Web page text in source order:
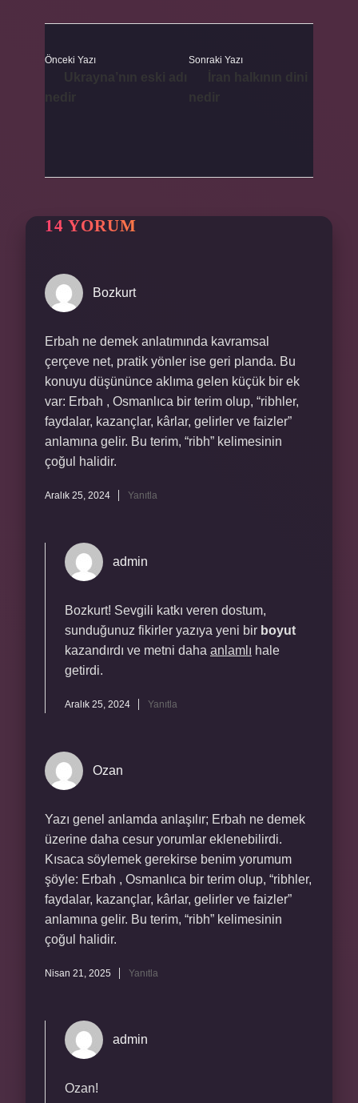
Önceki Yazı Sonraki Yazı
14 YORUM
Bozkurt
Erbah ne demek anlatımında kavramsal
çerçeve net, pratik yönler ise geri planda. Bu
konuyu düşününce aklıma gelen küçük bir ek
var: Erbah , Osmanlıca bir terim olup, “ribhler,
faydalar, kazançlar, kârlar, gelirler ve faizler”
anlamına gelir. Bu terim, “ribh” kelimesinin
çoğul halidir.
Aralık 25, 2024 Yanıtla
admin
Bozkurt! Sevgili katkı veren dostum,
sunduğunuz fikirler yazıya yeni bir boyut
kazandırdı ve metni daha anlamlı hale
getirdi.
Aralık 25, 2024 Yanıtla
Ozan
Yazı genel anlamda anlaşılır; Erbah ne demek
üzerine daha cesur yorumlar eklenebilirdi.
Kısaca söylemek gerekirse benim yorumum
şöyle: Erbah , Osmanlıca bir terim olup, “ribhler,
faydalar, kazançlar, kârlar, gelirler ve faizler”
anlamına gelir. Bu terim, “ribh” kelimesinin
çoğul halidir.
Nisan 21, 2025 Yanıtla
admin
Ozan!